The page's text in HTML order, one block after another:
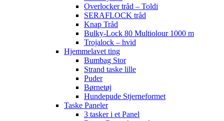
Overlocker tråd – Toldi
SERAFLOCK tråd
Knap Tråd
Bulky-Lock 80 Multiolour 1000 m
Trojalock – hvid
Hjemmelavet ting
Bumbag Stor
Strand taske lille
Puder
Børnetøj
Hundepude Stjerneformet
Taske Paneler
3 tasker i et Panel